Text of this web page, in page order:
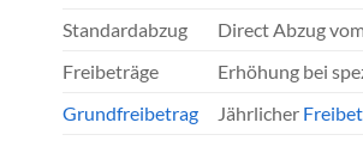
Standardabzug
Direct Abzug
Freibeträge
Erhöhung bei
Grundfreibetrag
Jährlicher